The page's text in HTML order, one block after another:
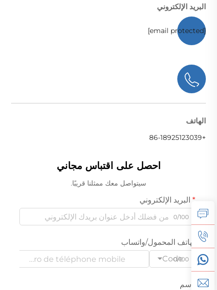
البريد الإلكتروني
[email protected]
الهاتف
+86-18925123039
احصل على اقتباس مجاني
سيتواصل معك ممثلنا قريبًا.
البريد الإلكتروني
0/100
الهاتف المحمول/واتساب
Code
0/100
الاسم